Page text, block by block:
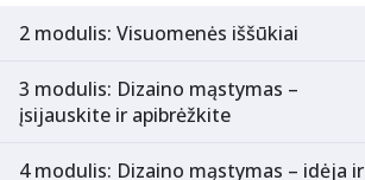
2 modulis: Visuomenės iššūkiai
3 modulis: Dizaino mąstymas –
įsijauskite ir apibrėžkite
4 modulis: Dizaino mąstymas – idėja ir